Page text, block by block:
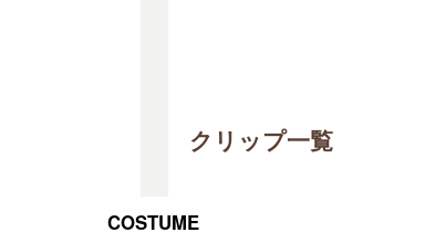
クリップ一覧
COSTUME